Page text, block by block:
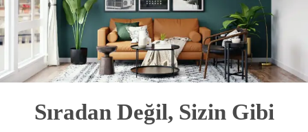
Sıradan Değil, Sizin Gibi